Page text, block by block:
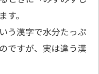
。
う漢字で水分たっぷ
ですが、実は違う漢